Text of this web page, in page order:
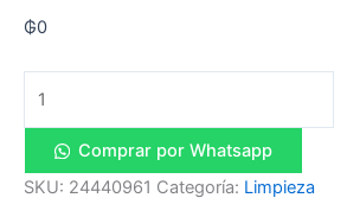
₲0
Comprar por Whatsapp
SKU: 24440961 Categoría: Limpieza